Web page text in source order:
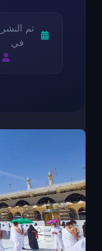
تم النشر
في